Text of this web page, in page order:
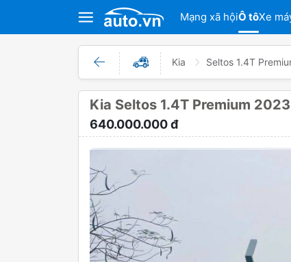
Mạng xã hộiÔ tôXe
Kia Seltos 1.4T
Kia Seltos 1.4T Premium 2023
640.000.000 đ